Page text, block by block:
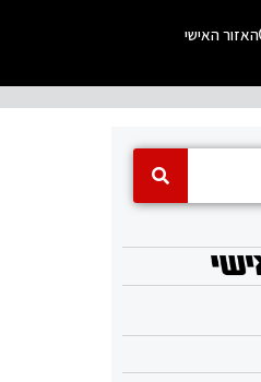
האזור האישי